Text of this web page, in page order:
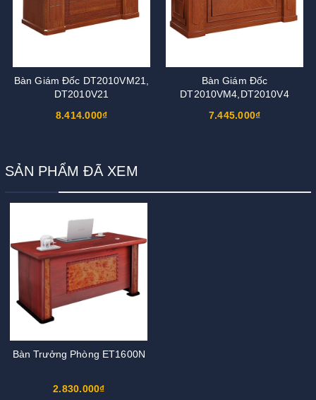
Bàn Giám Đốc DT2010VM21,
DT2010V21
8.414.000₫
Bàn Giám Đốc
DT2010VM4,DT2010V4
7.445.000₫
SẢN PHẨM ĐÃ XEM
Bàn Trưởng Phòng ET1600N
2.830.000₫